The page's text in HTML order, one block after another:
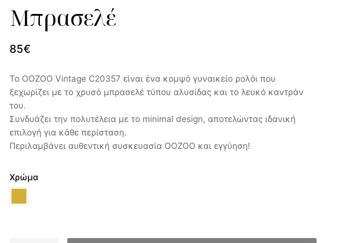
Μπρασελέ
85€
Το OOZOO Vintage C20357 είναι ένα κομψό γυναικείο ρολόι που
ξεχωρίζει με το χρυσό μπρασελέ τύπου αλυσίδας και το λευκό καντράν
του.
Συνδυάζει την πολυτέλεια με το minimal design, αποτελώντας ιδανική
επιλογή για κάθε περίσταση.
Περιλαμβάνει αυθεντική συσκευασία OOZOO και εγγύηση!
Χρώμα